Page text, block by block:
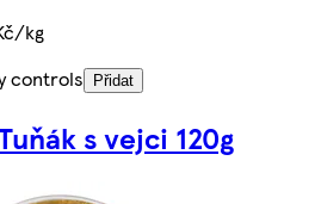
kg
controls
Přidat
s vejci 120g